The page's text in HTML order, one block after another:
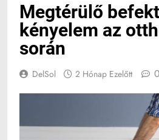
Megtérülő
kényelem az
során
DelSol 2 Hónap Ezelőtt 0